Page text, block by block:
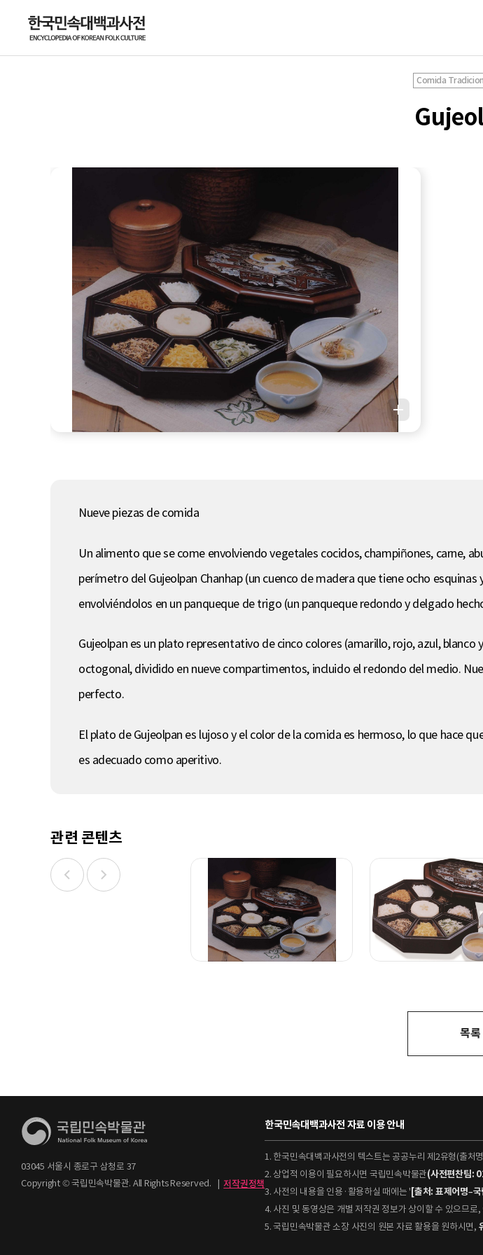
Comida
Nueve piezas de comida
Un alimento que se come envolviendo vegetales cocidos, champiñones, carne,
perímetro del Gujeolpan Chanhap (un cuenco de madera que tiene ocho
envolviéndolos en un panqueque de trigo (un panqueque redondo y delgado
Gujeolpan es un plato representativo de cinco colores (amarillo, rojo, azul, blanco
octogonal, dividido en nueve compartimentos, incluido el redondo del medio.
perfecto.
El plato de Gujeolpan es lujoso y el color de la comida es hermoso, lo que hace
es adecuado como aperitivo.
관련 콘텐츠
목록
03045 서울시 종로구 삼청로 37
Copyright © 국립민속박물관. All Rights Reserved.
| 저작권정책
한국민속대백과사전 자료 이용 안내
1. 한국민속대백과사전의 텍스트는 공공누리 제2유형(출처
2. 상업적 이용이 필요하시면 국립민속박물관(사전편찬팀:
3. 사전의 내용을 인용·활용하실 때에는 ' [출처: 표제어명–
4. 사진 및 동영상은 개별 저작권 정보가 상이할 수 있으므
5. 국립민속박물관 소장 사진의 원본 자료 활용을 원하시면,